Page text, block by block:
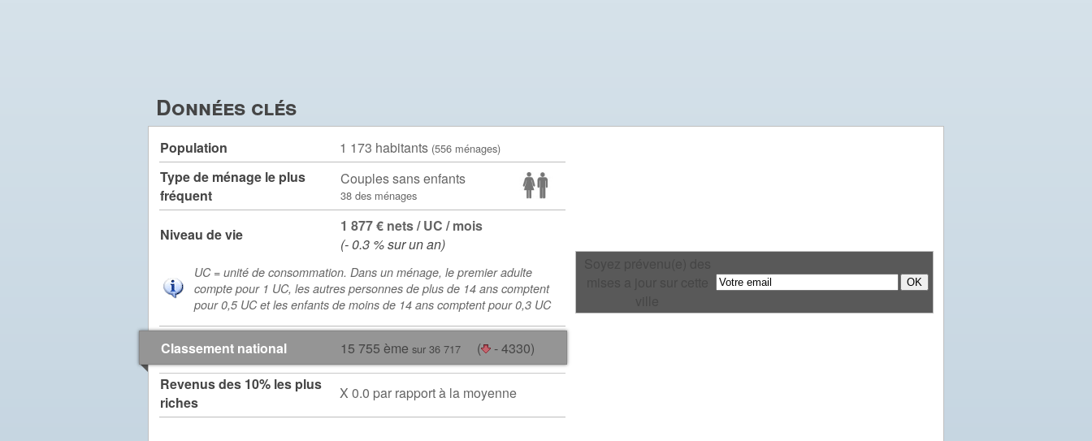
Données clés
Population 1 173 habitants (556 ménages)
Type de ménage le plus
fréquent
Couples sans enfants
38 des ménages
Niveau de vie
1 877 € nets / UC / mois
(- 0.3 % sur un an)
UC = unité de consommation. Dans un ménage, le premier adulte
compte pour 1 UC, les autres personnes de plus de 14 ans comptent
pour 0,5 UC et les enfants de moins de 14 ans comptent pour 0,3 UC
Classement national 15 755 ème sur 36 717 (
- 4330)
Revenus des 10% les plus
riches
X 0.0 par rapport à la moyenne